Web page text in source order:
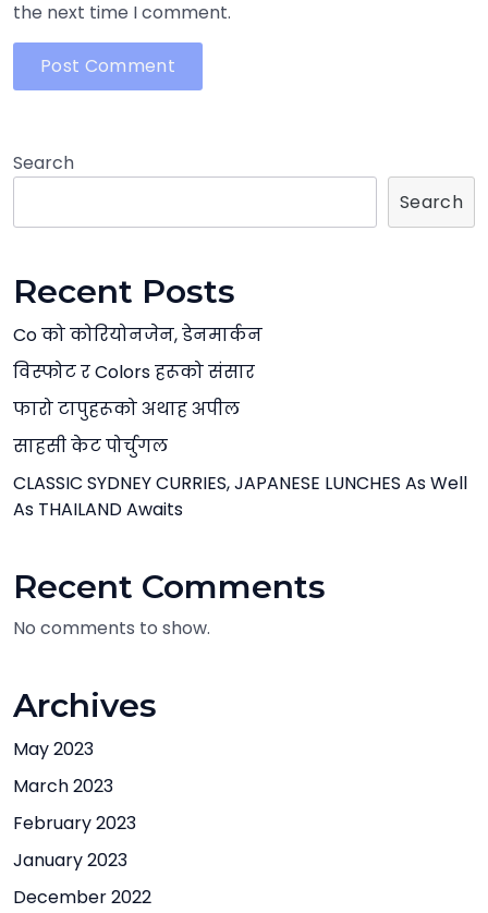
the next time I comment.
Search
Search
Recent Posts
Co को कोरियोनजेन, डेनमार्कन
विस्फोट र Colors हरूको संसार
फारो टापुहरूको अथाह अपील
साहसी केट पोर्चुगल
CLASSIC SYDNEY CURRIES, JAPANESE LUNCHES As Well
As THAILAND Awaits
Recent Comments
No comments to show.
Archives
May 2023
March 2023
February 2023
January 2023
December 2022